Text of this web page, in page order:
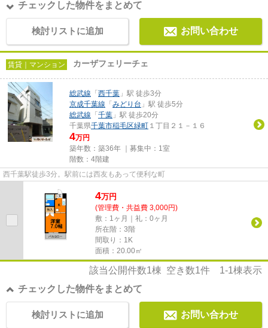
チェックした物件をまとめて
検討リストに追加 お問い合わせ
賃貸｜マンション カーザフェリーチェ
総武線 「 西千葉 」駅 徒歩3分
京成千葉線 「 みどり台 」駅 徒歩5分
総武線 「 千葉 」駅 徒歩20分
千葉県千葉市稲毛区緑町 １丁目２１－１６
4万円
築年数：築36年 ｜募集中： 1室
階数：4階建
西千葉駅徒歩3分。駅前には西友もあって便利な町
4万円
(管理費・共益費 3,000円)
敷：1ヶ月｜礼：0ヶ月
所在階：3階
間取り：1K
面積：20.00㎡
該当公開件数1棟 空き数1件 1-1棟表示
チェックした物件をまとめて
お問い合わせ
検討リストに追加